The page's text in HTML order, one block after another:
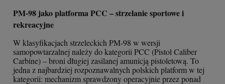
PM-98 jako platforma PCC – strzelanie sportowe i
rekreacyjne
W klasyfikacjach strzeleckich PM-98 w wersji
samopowtarzalnej należy do kategorii PCC (Pistol Caliber
Carbine) – broni długiej zasilanej amunicją pistoletową. To
jedna z najbardziej rozpoznawalnych polskich platform w tej
kategorii: mechanizm sprawdzony operacyjnie przez ponad